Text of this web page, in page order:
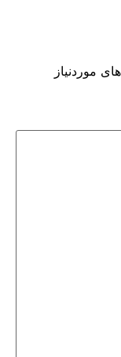
موردنیاز